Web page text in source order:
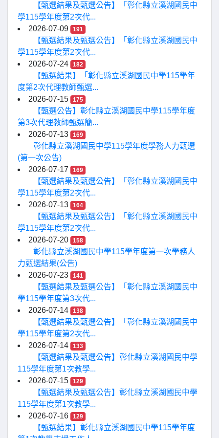
【甄選結果及甄選公告】「彰化縣立溪湖國民中
學115學年度第2次代...
2026-07-09
191
【甄選結果及甄選公告】「彰化縣立溪湖國民中
學115學年度第2次代...
2026-07-24
182
【甄選結果】「彰化縣立溪湖國民中學115學年
度第2次代理教師甄選...
2026-07-15
175
【甄選公告】彰化縣立溪湖國民中學115學年度
第3次代理教師甄選簡...
2026-07-13
169
彰化縣立溪湖國民中學115學年度學務人力甄選
(第一次公告)
2026-07-17
169
【甄選結果及甄選公告】「彰化縣立溪湖國民中
學115學年度第2次代...
2026-07-13
164
【甄選結果及甄選公告】「彰化縣立溪湖國民中
學115學年度第2次代...
2026-07-20
158
彰化縣立溪湖國民中學115學年度第一次學務人
力甄選結果(公告)
2026-07-23
141
【甄選結果及甄選公告】「彰化縣立溪湖國民中
學115學年度第3次代...
2026-07-14
138
【甄選結果及甄選公告】「彰化縣立溪湖國民中
學115學年度第2次代...
2026-07-14
133
【甄選結果及甄選公告】彰化縣立溪湖國民中學
115學年度第1次教學...
2026-07-15
129
【甄選結果及甄選公告】彰化縣立溪湖國民中學
115學年度第1次教學...
2026-07-16
129
【甄選結果】彰化縣立溪湖國民中學115學年度